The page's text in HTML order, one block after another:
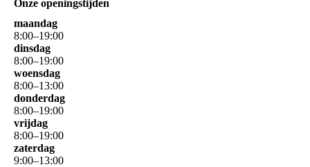
Onze openingstijden
maandag
8:00–19:00
dinsdag
8:00–19:00
woensdag
8:00–13:00
donderdag
8:00–19:00
vrijdag
8:00–19:00
zaterdag
9:00–13:00